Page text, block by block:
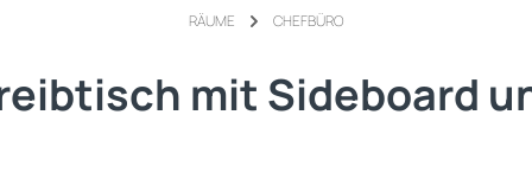
RÄUME CHEFBÜRO
mit Sideboard